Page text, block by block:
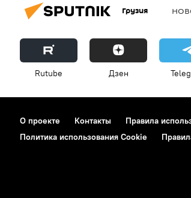
Грузия
Rutube Дзен
О проекте Контакты Правила
Политика использования Cookie